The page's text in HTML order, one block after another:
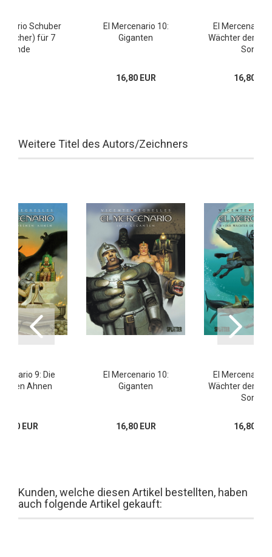
Schuber
Bücher) für 7
Bände
El Mercenario 10:
Giganten
16,80 EUR
El Mercenario
Wächter der
Sonne
16,80
Weitere Titel des Autors/Zeichners
9: Die
Ahnen
EUR
El Mercenario 10:
Giganten
16,80 EUR
El Mercenario
Wächter der
Sonne
16,80
Kunden, welche diesen Artikel bestellten, haben
auch folgende Artikel gekauft: